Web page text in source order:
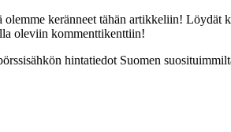
keränneet tähän artikkeliin! Löydät
oleviin kommenttikenttiin!
hintatiedot Suomen